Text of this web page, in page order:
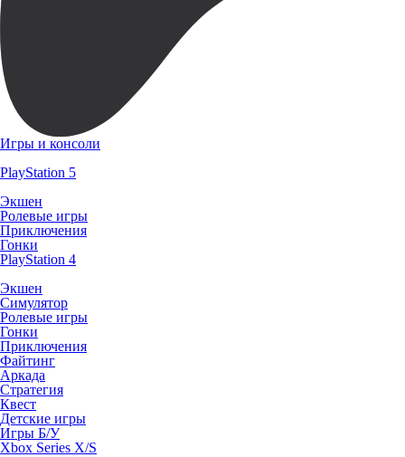
Игры и консоли
PlayStation 5
Экшен
Ролевые игры
Приключения
Гонки
PlayStation 4
Экшен
Симулятор
Ролевые игры
Гонки
Приключения
Файтинг
Аркада
Стратегия
Квест
Детские игры
Игры Б/У
Xbox Series X/S